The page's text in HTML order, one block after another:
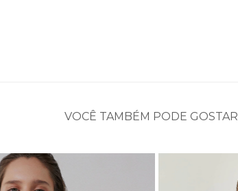
VOCÊ TAMBÉM PODE GOSTAR